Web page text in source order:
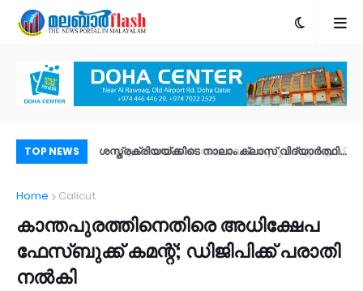
TOP NEWS
ഐഒഎസ് 27
ശസ്ത്രക്രിയയ്ക്കിടെ നാലാം ക്ലാസ് വിദ്യാർത്ഥി
Home
Calicut
കാന്തപുരത്തിനെതിരെ അധിക്ഷേപ
ഫേസ്ബുക്ക് കമന്റ്; ഡിജിപിക്ക് പരാതി
നല്‍കി